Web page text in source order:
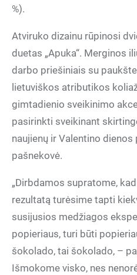
%).
Atviruko dizainu rūpinosi
duetas „Apuka“. Merginos
darbo priešiniais su
lietuviškos atributikos
gimtadienio sveikinimo
pasirinkti sveikinant
naujienų ir Valentino dienos
pašnekovė.
„Dirbdamos supratome,
rezultatą turėsime tapti
susijusios medžiagos
popieriaus, turi būti
šokolado, tai šokolado, –
Išmokome visko, nes